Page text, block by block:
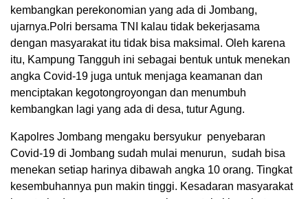
kembangkan perekonomian yang ada di Jombang,
ujarnya.Polri bersama TNI kalau tidak bekerjasama
dengan masyarakat itu tidak bisa maksimal. Oleh karena
itu, Kampung Tangguh ini sebagai bentuk untuk menekan
angka Covid-19 juga untuk menjaga keamanan dan
menciptakan kegotongroyongan dan menumbuh
kembangkan lagi yang ada di desa, tutur Agung.
Kapolres Jombang mengaku bersyukur penyebaran
Covid-19 di Jombang sudah mulai menurun, sudah bisa
menekan setiap harinya dibawah angka 10 orang. Tingkat
kesembuhannya pun makin tinggi. Kesadaran masyarakat